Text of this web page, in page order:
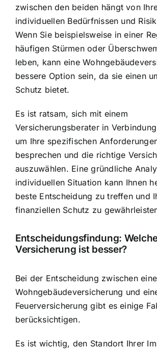
zwischen den beiden hängt von
individuellen Bedürfnissen und
Wenn Sie beispielsweise in einer
häufigen Stürmen oder
leben, kann eine
bessere Option sein, da sie einen
Schutz bietet.
Es ist ratsam, sich mit einem
Versicherungsberater in
um Ihre spezifischen
besprechen und die richtige
auszuwählen. Eine gründliche
individuellen Situation kann Ihnen
beste Entscheidung zu treffen und
finanziellen Schutz zu
Entscheidungsfindung:
Versicherung ist besser?
Bei der Entscheidung zwischen
Wohngebäudeversicherung und
Feuerversicherung gibt es einige
berücksichtigen.
Es ist wichtig, den Standort Ihrer